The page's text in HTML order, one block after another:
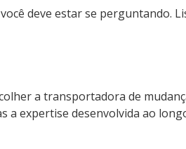
você deve estar se perguntando.
a transportadora de
a expertise desenvolvida ao